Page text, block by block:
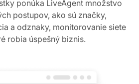
a vytvorte silné obchodné
pracovnými postupmi. Okrem
ponúka LiveAgent množstvo
robia úspešný biznis.